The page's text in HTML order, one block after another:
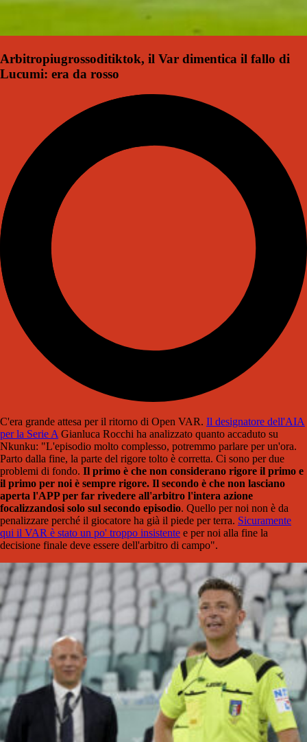
Arbitropiugrossoditiktok, il Var dimentica il fallo di
Lucumi: era da rosso
C'era grande attesa per il ritorno di Open VAR. Il designatore dell'AIA
per la Serie AGianluca Rocchi ha analizzato quanto accaduto su
Nkunku: "L'episodio molto complesso, potremmo parlare per un'ora.
Parto dalla fine, la parte del rigore tolto è corretta. Ci sono per due
problemi di fondo. Il primo è che non considerano rigore il primo e
il primo per noi è sempre rigore. Il secondo è che non lasciano
aperta l'APP per far rivedere all'arbitro l'intera azione
focalizzandosi solo sul secondo episodio. Quello per noi non è da
penalizzare perché il giocatore ha già il piede per terra. Sicuramente
qui il VAR è stato un po' troppo insistente e per noi alla fine la
decisione finale deve essere dell'arbitro di campo".